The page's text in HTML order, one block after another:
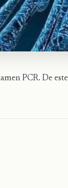
PCR. De